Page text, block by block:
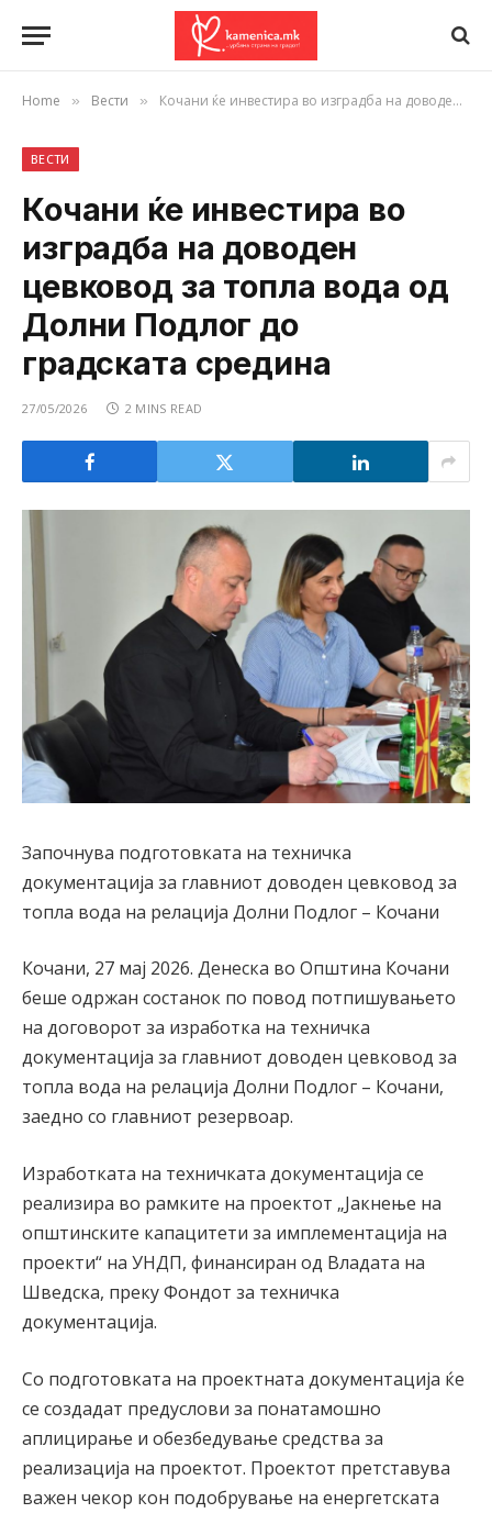
Home » Вести » Кочани ќе инвестира во изградба на доводен цевковод за топла вода од Долни Подлог до градската средина
ВЕСТИ
Кочани ќе инвестира во
изградба на доводен
цевковод за топла вода од
Долни Подлог до
градската средина
27/05/2026 2 MINS READ
Започнува подготовката на техничка
документација за главниот доводен цевковод за
топла вода на релација Долни Подлог – Кочани
Кочани, 27 мај 2026. Денеска во Општина Кочани
беше одржан состанок по повод потпишувањето
на договорот за изработка на техничка
документација за главниот доводен цевковод за
топла вода на релација Долни Подлог – Кочани,
заедно со главниот резервоар.
Изработката на техничката документација се
реализира во рамките на проектот „Јакнење на
општинските капацитети за имплементација на
проекти“ на УНДП, финансиран од Владата на
Шведска, преку Фондот за техничка
документација.
Со подготовката на проектната документација ќе
се создадат предуслови за понатамошно
аплицирање и обезбедување средства за
реализација на проектот. Проектот претставува
важен чекор кон подобрување на енергетската